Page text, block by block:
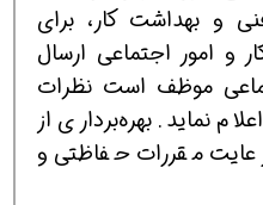
و بهداشت کار، برای
و امور اجتماعی ارسال
موظف است نظرات
نماید. بهره‌برداری از
مقررات حفاظتی و